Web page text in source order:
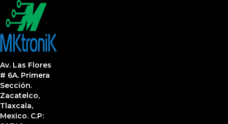
Av. Las Flores
# 6A. Primera
Sección.
Zacatelco,
Tlaxcala,
Mexico. C.P: